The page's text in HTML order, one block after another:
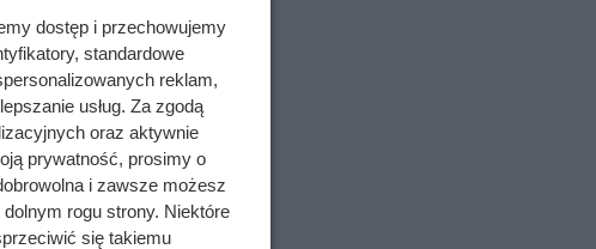
dostęp i przechowujemy
standardowe
reklam,
usług. Za zgodą
oraz aktywnie
prywatność, prosimy o
i zawsze możesz
rogu strony. Niektóre
się takiemu